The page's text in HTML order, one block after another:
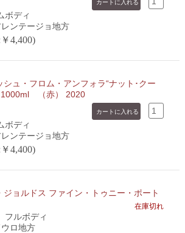
ボディ
ンテージョ地方
4,400)
ュ・フロム・アンフォラ“ナット･クー
（赤） 2020
ボディ
ンテージョ地方
4,400)
ジョルドス ファイン・トゥニー・ポート
在庫切れ
フルボディ
ロ地方